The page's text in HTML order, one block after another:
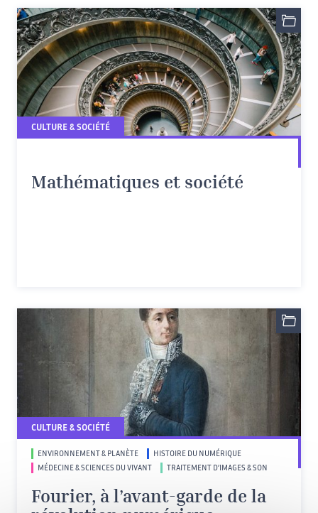
CULTURE & SOCIÉTÉ
Mathématiques et société
CULTURE & SOCIÉTÉ
ENVIRONNEMENT & PLANÈTE HISTOIRE DU NUMÉRIQUE
MÉDECINE & SCIENCES DU VIVANT TRAITEMENT D’IMAGES & SON
Fourier, à l’avant-garde de la